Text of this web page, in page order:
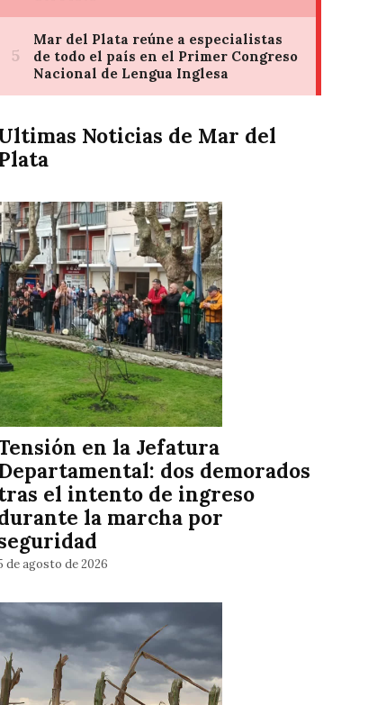
Noticias de Mar del
en la Jefatura
dos demorados
el intento de ingreso
la marcha por
de agosto de 2026